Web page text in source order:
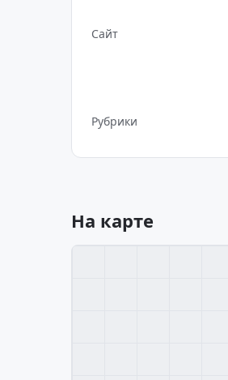
Сайт
Рубрики
На карте